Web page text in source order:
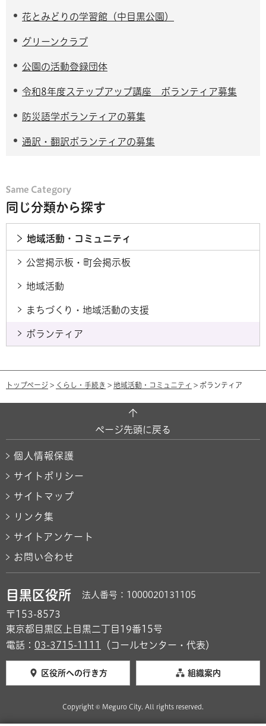
花とみどりの学習館（中目黒公園）
グリーンクラブ
公園の活動登録団体
令和8年度ステップアップ講座 ボランティア募集
防災語学ボランティアの募集
通訳・翻訳ボランティアの募集
同じ分類から探す
地域活動・コミュニティ
公営掲示板・町会掲示板
地域活動
まちづくり・地域活動の支援
ボランティア
トップページ > くらし・手続き > 地域活動・コミュニティ > ボランティア
ページ先頭に戻る
個人情報保護
サイトポリシー
サイトマップ
リンク集
サイトアンケート
お問い合わせ
目黒区役所 法人番号：1000020131105
〒153-8573
東京都目黒区上目黒二丁目19番15号
電話： 03-3715-1111 （コールセンター・代表）
区役所への行き方 組織案内
Copyright © Meguro City. All rights reserved.